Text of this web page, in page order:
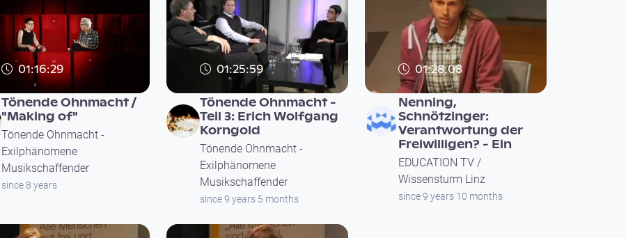
01:16:29
Tönende Ohnmacht /
"Making of"
Tönende Ohnmacht -
Exilphänomene
Musikschaffender
since 8 years
01:25:59
Tönende Ohnmacht -
Teil 3: Erich Wolfgang
Korngold
Tönende Ohnmacht -
Exilphänomene
Musikschaffender
since 9 years 5 months
01:28:08
Nenning,
Schnötzinger:
Verantwortung der
Freiwilligen? - Ein
EDUCATION TV /
Wissensturm Linz
since 9 years 10 months